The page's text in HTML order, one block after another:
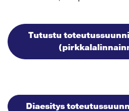
Tutustu
Diaesitys